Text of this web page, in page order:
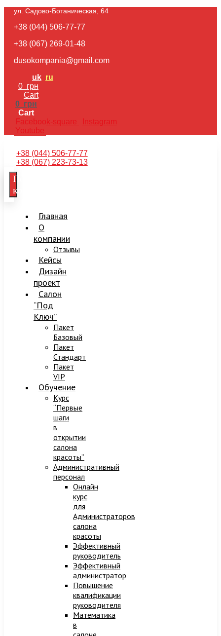
ул. Садово-Ботаническая, 64​
+38 (044) 506-77-77
+38 (067) 269-01-48
dusokompania@gmail.com
uk ru
0 грн
Cart
0 грн
Cart
Facebook-square
Instagram
Youtube
+38 (044) 506-77-77
+38 (067) 223-73-13
Получить
консультацию
Главная
О
компании
Отзывы
Кейсы
Дизайн
проект
Салон
“Под
Ключ”
Пакет
Базовый
Пакет
Стандарт
Пакет
VIP
Обучение
Курс
“Первые
шаги
в
открытии
салона
красоты”
Административный
персонал
Онлайн
курс
для
Администраторов
салона
красоты
Эффективный
руководитель
Эффективный
администратор
Повышение
квалификации
руководителя
Математика
в